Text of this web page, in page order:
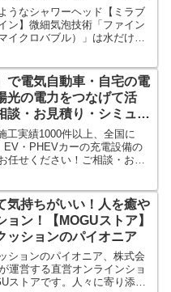
ルオンライン】
うなシャワーヘッド【ミラブ
ン】微細気泡技術「ファイン
イクロバブル）」は水だけの
もちろん、肌の隙間の汚れを
くれます。
で電気自動車・自宅の電
光の電力をつなげて活
談・お見積り・シミュレ
無料！
工実績1000件以上、全国に
EV・PHEVカーの充電設備の
任せください！ご相談・お見
で施工するため、スピーディ
。相談、お見積もり無料で大
気持ちがいい！人を癒や
ョン！【MOGUストア】
ッションのパイオニア
ションのパイオニア、株式会
運営する直営オンラインショ
ストアです。人々に寄り添っ